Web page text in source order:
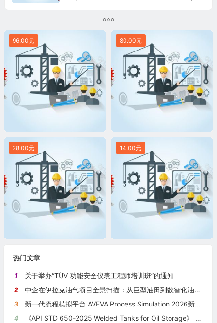
96.00元 80.00元
28.00元 14.00元
热门文章
1
关于举办“TÜV 功能安全仪表工程师培训班”的通知
2
中企在伊拉克油气项目全景扫描：从巨型油田到数智化油田的系统性布局
3
新一代流程模拟平台 AVEVA Process Simulation 2026新版本发布
4
《API STD 650-2025 Welded Tanks for Oil Storage》 《钢制焊接储油罐》（中英文对照版）